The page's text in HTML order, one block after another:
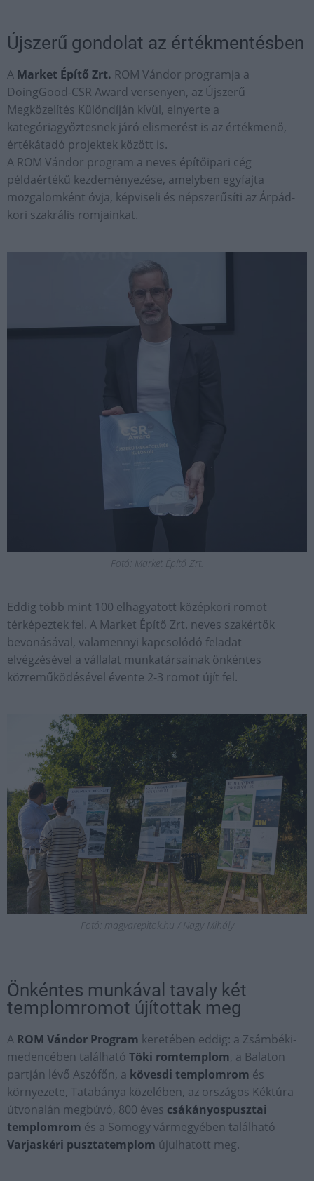
Újszerű gondolat az értékmentésben
A Market Építő Zrt. ROM Vándor programja a
DoingGood-CSR Award versenyen, az Újszerű
Megközelítés Különdíján kívül, elnyerte a
kategóriagyőztesnek járó elismerést is az értékmenő,
értékátadó projektek között is.
A ROM Vándor program a neves építőipari cég
példaértékű kezdeményezése, amelyben egyfajta
mozgalomként óvja, képviseli és népszerűsíti az Árpád-
kori szakrális romjainkat.
Fotó: Market Építő Zrt.
Eddig több mint 100 elhagyatott középkori romot
térképeztek fel. A Market Építő Zrt. neves szakértők
bevonásával, valamennyi kapcsolódó feladat
elvégzésével a vállalat munkatársainak önkéntes
közreműködésével évente 2-3 romot újít fel.
Fotó: magyarepitok.hu / Nagy Mihály
Önkéntes munkával tavaly két
templomromot újítottak meg
A ROM Vándor Program keretében eddig: a Zsámbéki-
medencében található Töki romtemplom, a Balaton
partján lévő Aszófőn, a kövesdi templomrom és
környezete, Tatabánya közelében, az országos Kéktúra
útvonalán megbúvó, 800 éves csákányospusztai
templomrom és a Somogy vármegyében található
Varjaskéri pusztatemplom újulhatott meg.